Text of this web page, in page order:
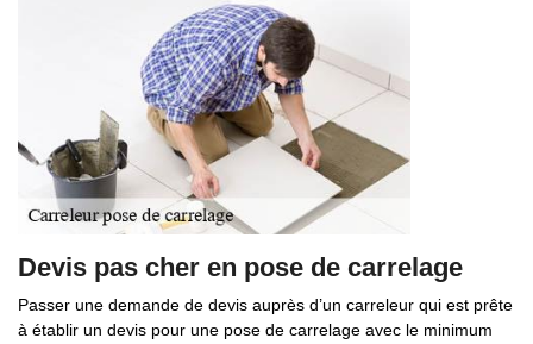
Devis pas cher en pose de carrelage
Passer une demande de devis auprès d’un carreleur qui est prête
à établir un devis pour une pose de carrelage avec le minimum